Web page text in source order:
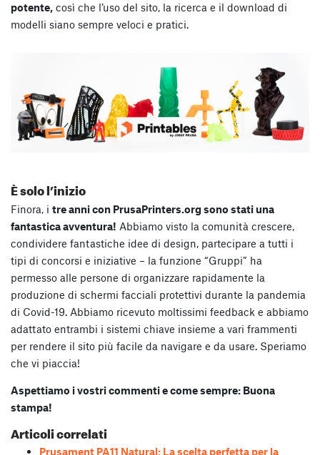
potente, così che l’uso del sito, la ricerca e il download di
modelli siano sempre veloci e pratici.
È solo l’inizio
Finora, i tre anni con PrusaPrinters.org sono stati una
fantastica avventura! Abbiamo visto la comunità crescere,
condividere fantastiche idee di design, partecipare a tutti i
tipi di concorsi e iniziative – la funzione “Gruppi” ha
permesso alle persone di organizzare rapidamente la
produzione di schermi facciali protettivi durante la pandemia
di Covid-19. Abbiamo ricevuto moltissimi feedback e abbiamo
adattato entrambi i sistemi chiave insieme a vari frammenti
per rendere il sito più facile da navigare e da usare. Speriamo
che vi piaccia!
Aspettiamo i vostri commenti e come sempre: Buona
stampa!
Articoli correlati
Prusament PA11 Natural: La scelta perfetta per la